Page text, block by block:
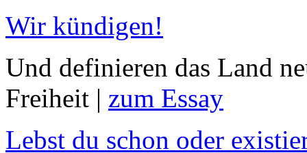
Wir kündigen!
Und definieren das Land
Freiheit | zum Essay
Lebst du schon oder